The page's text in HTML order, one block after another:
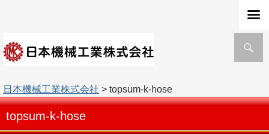
索
日本機械工業株式会社 > topsum-k-hose
topsum-k-hose